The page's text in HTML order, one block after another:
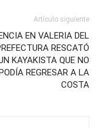
Artículo siguiente
EN VALERIA DEL
RESCATÓ
KAYAKISTA QUE NO
REGRESAR A LA
COSTA